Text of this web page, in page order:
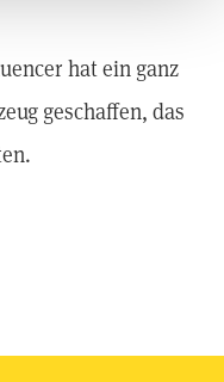
hat ein ganz
geschaffen, das